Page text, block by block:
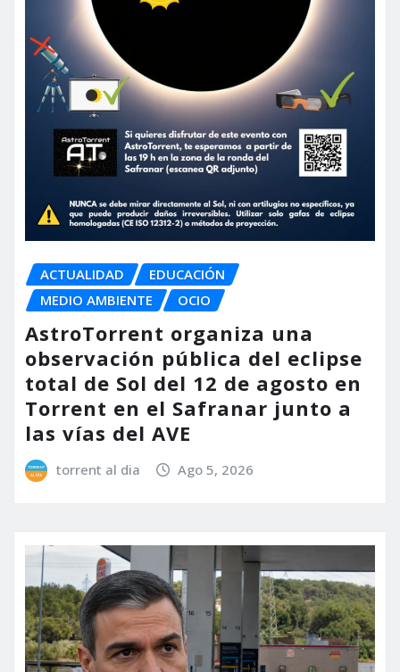
ACTUALIDAD
EDUCACIÓN
MEDIO AMBIENTE
OCIO
AstroTorrent organiza una
observación pública del eclipse
total de Sol del 12 de agosto en
Torrent en el Safranar junto a
las vías del AVE
torrent al dia Ago 5, 2026